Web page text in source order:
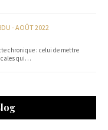
- AOÛT 2022
chronique : celui de mettre
qui…